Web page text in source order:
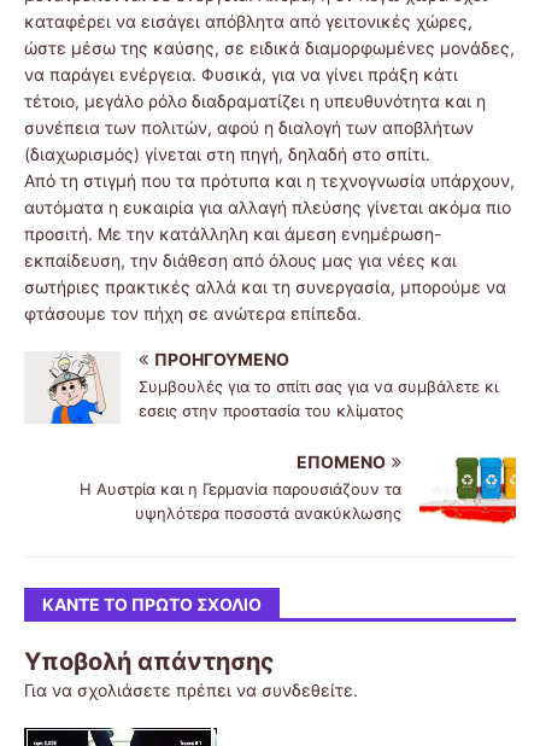
καταφέρει να εισάγει απόβλητα από γειτονικές χώρες,
ώστε μέσω της καύσης, σε ειδικά διαμορφωμένες μονάδες,
να παράγει ενέργεια. Φυσικά, για να γίνει πράξη κάτι
τέτοιο, μεγάλο ρόλο διαδραματίζει η υπευθυνότητα και η
συνέπεια των πολιτών, αφού η διαλογή των αποβλήτων
(διαχωρισμός) γίνεται στη πηγή, δηλαδή στο σπίτι.
Από τη στιγμή που τα πρότυπα και η τεχνογνωσία υπάρχουν,
αυτόματα η ευκαιρία για αλλαγή πλεύσης γίνεται ακόμα πιο
προσιτή. Με την κατάλληλη και άμεση ενημέρωση-
εκπαίδευση, την διάθεση από όλους μας για νέες και
σωτήριες πρακτικές αλλά και τη συνεργασία, μπορούμε να
φτάσουμε τον πήχη σε ανώτερα επίπεδα.
ΠΡΟΗΓΟΎΜΕΝΟ
Συμβουλές για το σπίτι σας για να συμβάλετε κι
εσεις στην προστασία του κλίματος
ΕΠΌΜΕΝΟ
Η Αυστρία και η Γερμανία παρουσιάζουν τα
υψηλότερα ποσοστά ανακύκλωσης
ΚΆΝΤΕ ΤΟ ΠΡΏΤΟ ΣΧΌΛΙΟ
Υποβολή απάντησης
Για να σχολιάσετε πρέπει να συνδεθείτε.